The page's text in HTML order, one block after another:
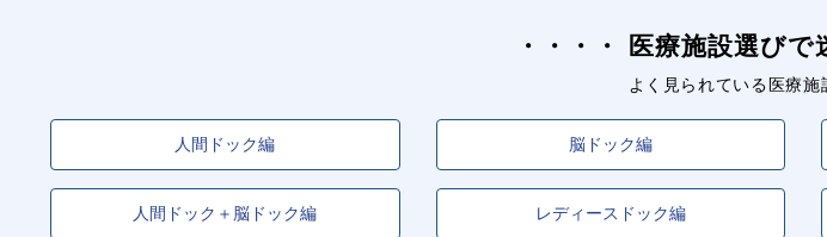
医療施設選びで
よく見られている医療施
人間ドック編 脳ドック編
人間ドック＋脳ドック編 レディースドック編